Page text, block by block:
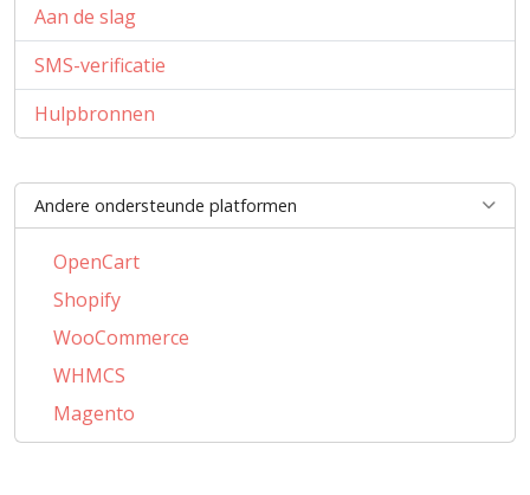
Aan de slag
SMS-verificatie
Hulpbronnen
Andere ondersteunde platformen
OpenCart
Shopify
WooCommerce
WHMCS
Magento
PrestaShop